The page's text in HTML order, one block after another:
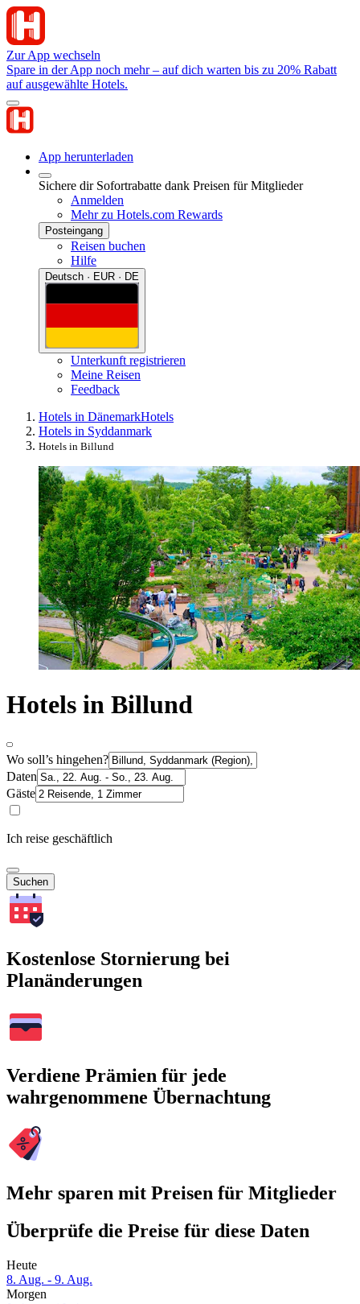
Zur App wechseln
Spare in der App noch mehr – auf dich warten bis zu 20% Rabatt
auf ausgewählte Hotels.
App herunterladen
Sichere dir Sofortrabatte dank Preisen für Mitglieder
Anmelden
Mehr zu Hotels.com Rewards
Posteingang
Reisen buchen
Hilfe
Deutsch · EUR · DE
Unterkunft registrieren
Meine Reisen
Feedback
Hotels in DänemarkHotels
Hotels in Syddanmark
Hotels in Billund
Hotels in Billund
Wo soll’s hingehen?
Daten
Gäste
Ich reise geschäftlich
Suchen
Kostenlose Stornierung bei
Planänderungen
Verdiene Prämien für jede
wahrgenommene Übernachtung
Mehr sparen mit Preisen für Mitglieder
Überprüfe die Preise für diese Daten
Heute
8. Aug. - 9. Aug.
Morgen